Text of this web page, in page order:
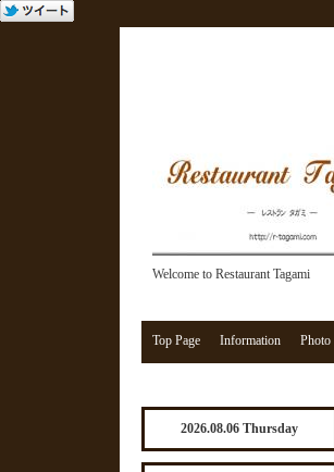
Welcome to Restaurant Tagami
Top Page Information Photo
2026.08.06 Thursday